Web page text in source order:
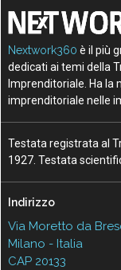
Nextwork360 è il più
dedicati ai temi della
Imprenditoriale. Ha
imprenditoriale nelle
Testata registrata al
1927. Testata
Indirizzo
Via Moretto da
Milano - Italia
CAP 20133